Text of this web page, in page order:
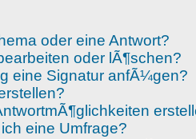
oder eine Antwort?
oder lÃ¶schen?
eine Signatur anfÃ¼gen?
eine Umfrage?